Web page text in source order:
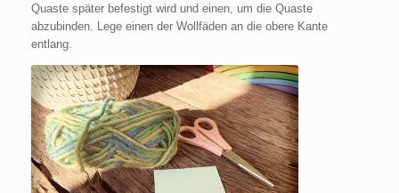
Quaste später befestigt wird und einen, um die Quaste
abzubinden. Lege einen der Wollfäden an die obere Kante
entlang.